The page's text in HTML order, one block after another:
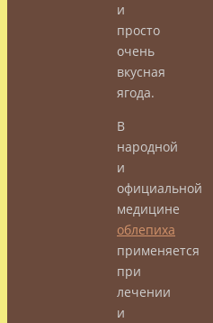
и
просто
очень
вкусная
ягода.
В
народной
и
официальной
медицине
облепиха
применяется
при
лечении
и